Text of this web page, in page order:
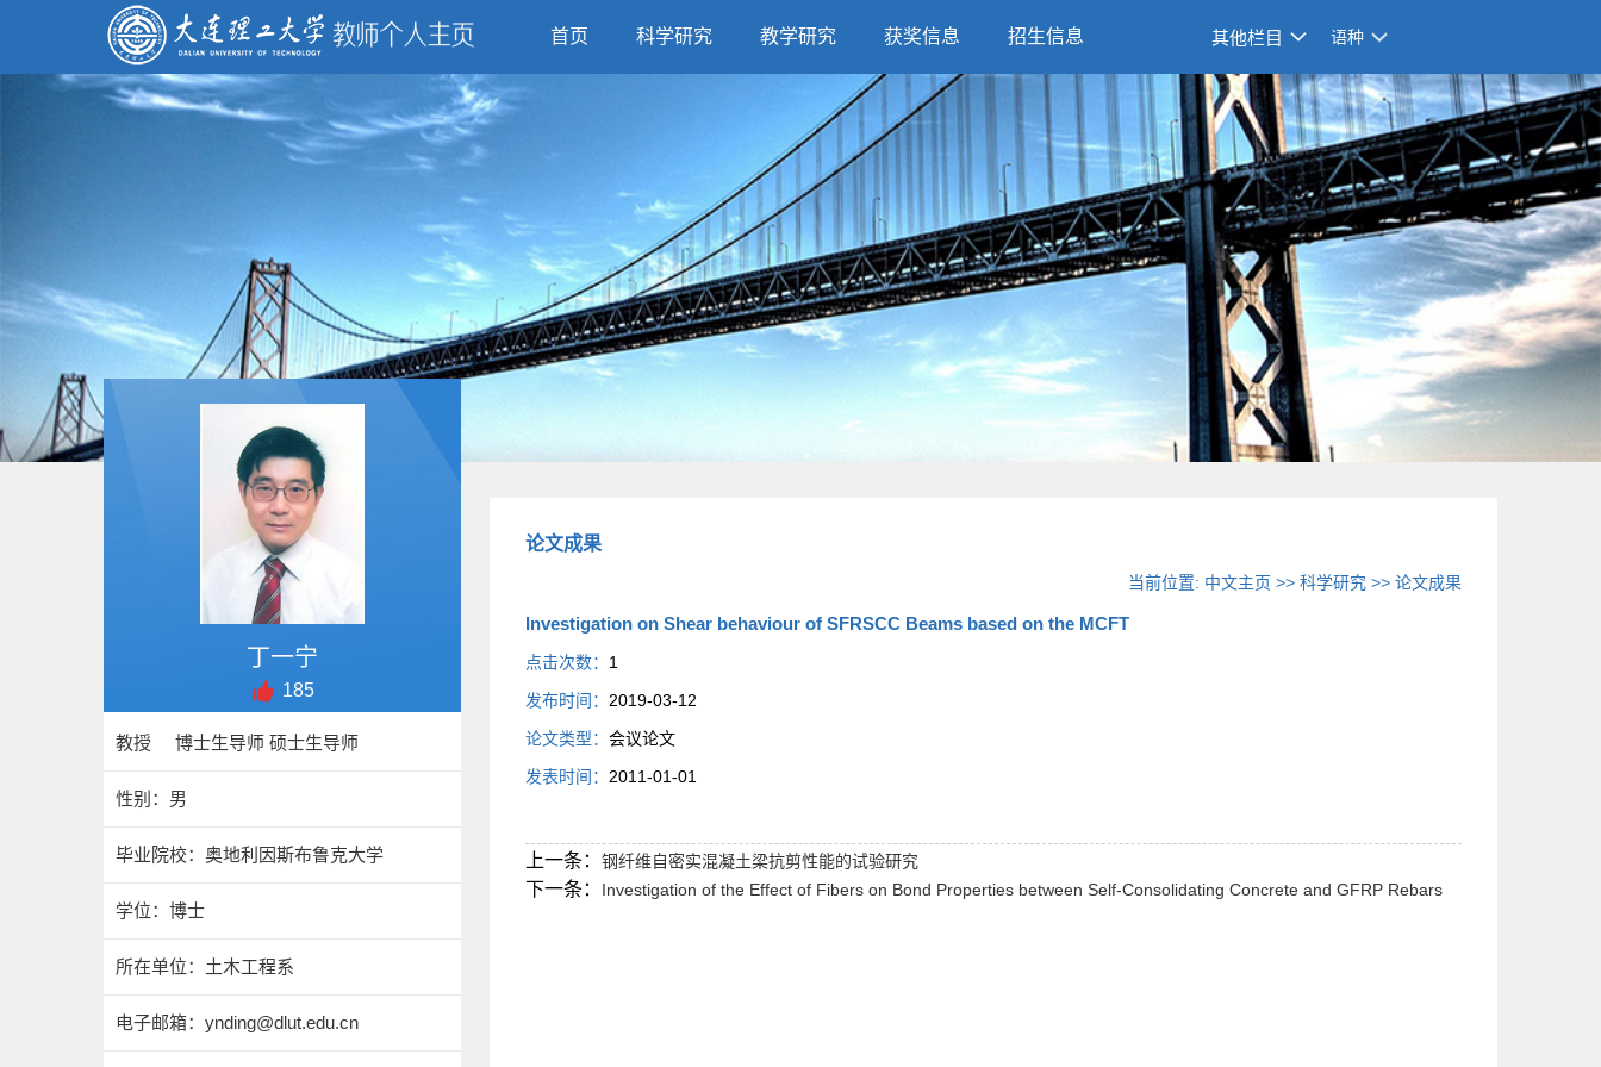
首页 科学研究 教学研究 获奖信息 招生信息 其他栏目 语种
丁一宁
185
教授 博士生导师 硕士生导师
性别：男
毕业院校：奥地利因斯布鲁克大学
学位：博士
所在单位：土木工程系
电子邮箱： ynding@dlut.edu.cn
论文成果
当前位置: 中文主页 >>科学研究 >>论文成果
Investigation on Shear behaviour of SFRSCC Beams based on the MCFT
点击次数： 1
发布时间： 2019-03-12
论文类型： 会议论文
发表时间： 2011-01-01
上一条： 钢纤维自密实混凝土梁抗剪性能的试验研究
下一条： Investigation of the Effect of Fibers on Bond Properties between Self-Consolidating Concrete and GFRP Rebars